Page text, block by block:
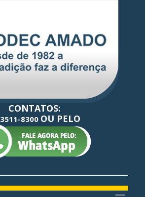
CONTATOS:
3511-8300 OU PELO